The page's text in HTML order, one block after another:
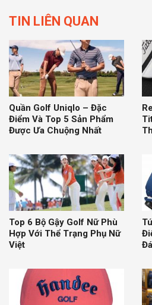
TIN LIÊN QUAN
Quần Golf Uniqlo – Đặc
Điểm Và Top 5 Sản Phẩm
Được Ưa Chuộng Nhất
Top 6 Bộ Gậy Golf Nữ Phù
Hợp Với Thể Trạng Phụ Nữ
Việt